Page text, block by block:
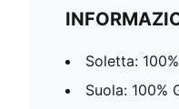
Soletta:
Suola: 100%